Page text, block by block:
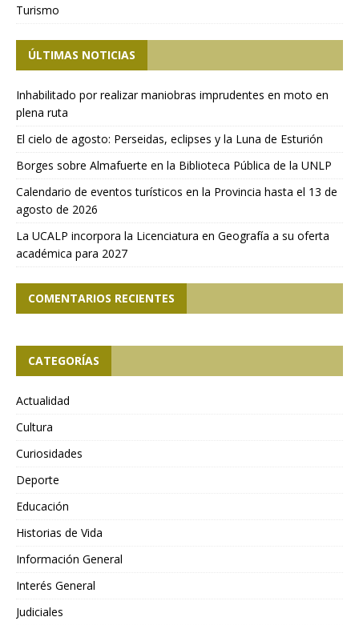
Turismo
ÚLTIMAS NOTICIAS
Inhabilitado por realizar maniobras imprudentes en moto en
plena ruta
El cielo de agosto: Perseidas, eclipses y la Luna de Esturión
Borges sobre Almafuerte en la Biblioteca Pública de la UNLP
Calendario de eventos turísticos en la Provincia hasta el 13 de
agosto de 2026
La UCALP incorpora la Licenciatura en Geografía a su oferta
académica para 2027
COMENTARIOS RECIENTES
CATEGORÍAS
Actualidad
Cultura
Curiosidades
Deporte
Educación
Historias de Vida
Información General
Interés General
Judiciales